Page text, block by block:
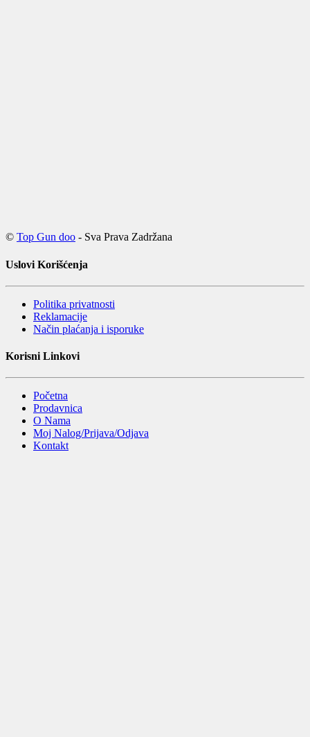
© Top Gun doo - Sva Prava Zadržana
Uslovi Korišćenja
Politika privatnosti
Reklamacije
Način plaćanja i isporuke
Korisni Linkovi
Početna
Prodavnica
O Nama
Moj Nalog/Prijava/Odjava
Kontakt